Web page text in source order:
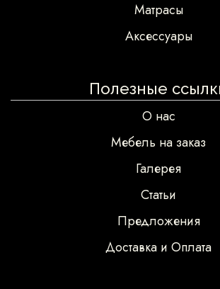
Матрасы
Аксессуары
Полезные
О нас
Мебель на заказ
Галерея
Статьи
Предложения
Доставка и Оплата